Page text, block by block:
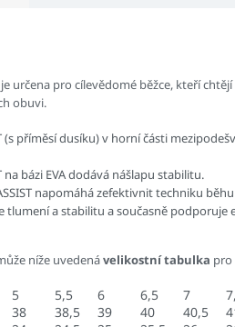
určena pro cílevědomé běžce, kteří
obuvi.
(s příměsí dusíku) v horní části
na bázi EVA dodává nášlapu stabilitu.
napomáhá zefektivnit techniku
tlumení a stabilitu a současně
níže uvedenávelikostní tabulka pro
5 5,5 6 6,5 7
38 38,5 39 40 40,5